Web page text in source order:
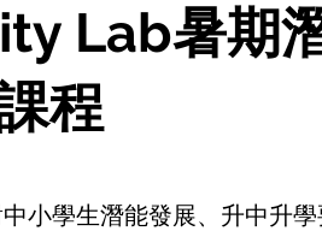
Lab暑期
程
小學生潛能發展、升中升學